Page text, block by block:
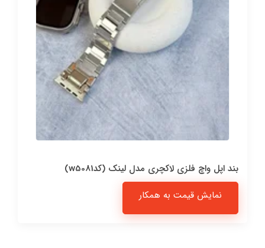
بند اپل واچ فلزی لاکچری مدل لینک (کدw5081)
نمایش قیمت به همکار